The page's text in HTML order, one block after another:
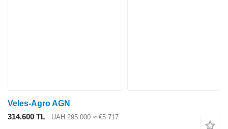
Veles-Agro AGN
314.600 TL
UAH 295.000 ≈ €5.717